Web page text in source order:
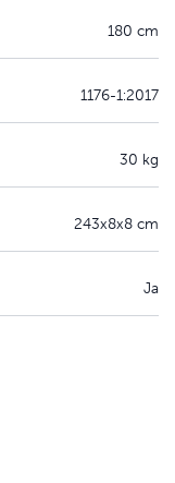
180 cm
1176-1:2017
30 kg
243x8x8 cm
Ja